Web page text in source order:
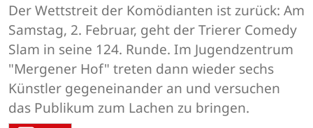
Der Wettstreit der Komödianten ist zurück: Am
Samstag, 2. Februar, geht der Trierer Comedy
Slam in seine 124. Runde. Im Jugendzentrum
"Mergener Hof" treten dann wieder sechs
Künstler gegeneinander an und versuchen
das Publikum zum Lachen zu bringen.